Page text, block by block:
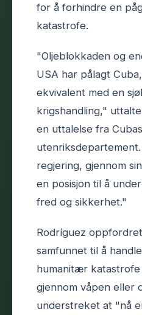
for å forhindre en
katastrofe.
"Oljeblokkaden og
USA har pålagt
ekvivalent med en
krigshandling,"
en uttalelse fra Cubas
regjering, gjennom
en posisjon til å
fred og sikkerhet."
Rodríguez
samfunnet til å
humanitær katastrofe
gjennom våpen eller
understreket at "nå